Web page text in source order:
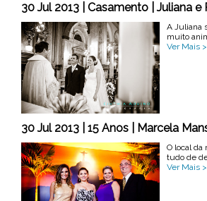
30 Jul 2013 | Casamento | Juliana
A Juliana
muito
Ver Mais
30 Jul 2013 | 15 Anos | Marcela
O local da
tudo de
Ver Mais